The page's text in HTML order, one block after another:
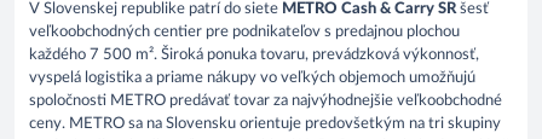
V Slovenskej republike patrí do siete METRO Cash & Carry SRšesť
veľkoobchodných centier pre podnikateľov s predajnou plochou
každého 7 500 m². Široká ponuka tovaru, prevádzková výkonnosť,
vyspelá logistika a priame nákupy vo veľkých objemoch umožňujú
spoločnosti METRO predávať tovar za najvýhodnejšie veľkoobchodné
ceny. METRO sa na Slovensku orientuje predovšetkým na tri skupiny